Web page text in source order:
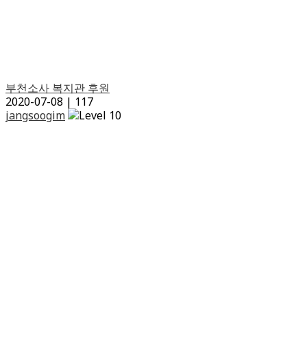
부천소사 복지관 후원
2020-07-08 | 117
jangsoogim